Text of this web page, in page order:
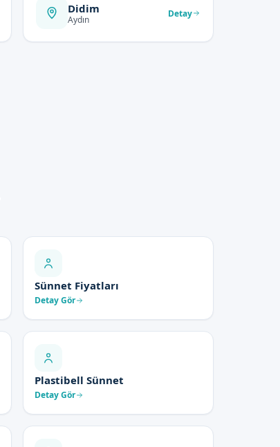
Didim
Aydın
Detay
Sünnet Fiyatları
Detay Gör
Plastibell Sünnet
Detay Gör